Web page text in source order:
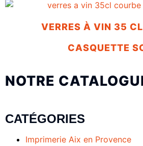
VERRES À VIN 35
CASQUETTE
NOTRE
CATÉGORIES
Imprimerie Aix en Provence